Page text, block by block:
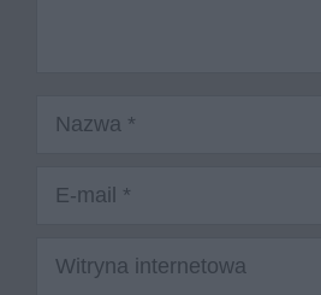
Nazwa
Witryna